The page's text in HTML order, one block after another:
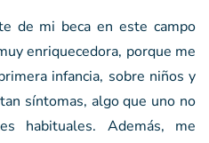
de mi beca en este campo
enriquecedora, porque me
infancia, sobre niños y
síntomas, algo que uno no
habituales. Además, me